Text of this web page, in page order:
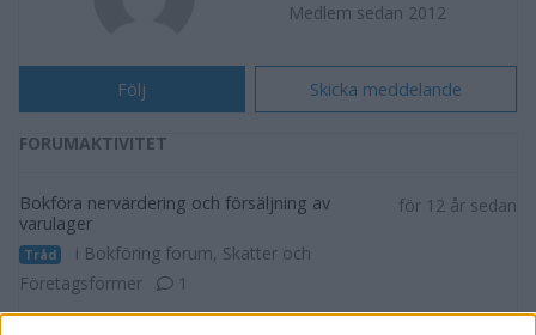
Medlem sedan 2012
Följ Skicka meddelande
FORUMAKTIVITET
Bokföra nervärdering och försäljning av
varulager
Tråd
i Bokföring forum, Skatter och
Företagsformer
1
för 12 år sedan